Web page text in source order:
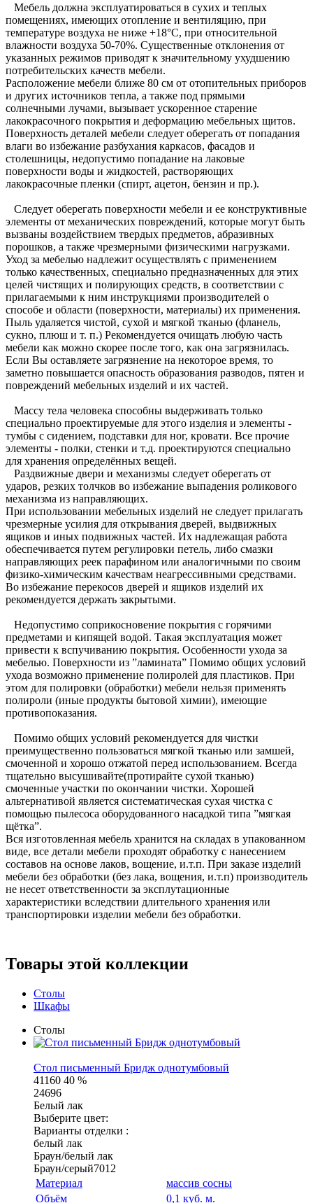
Мебель должна эксплуатироваться в сухих и теплых
помещениях, имеющих отопление и вентиляцию, при
температуре воздуха не ниже +18°C, при относительной
влажности воздуха 50-70%. Существенные отклонения от
указанных режимов приводят к значительному ухудшению
потребительских качеств мебели.
Расположение мебели ближе 80 см от отопительных приборов
и других источников тепла, а также под прямыми
солнечными лучами, вызывает ускоренное старение
лакокрасочного покрытия и деформацию мебельных щитов.
Поверхность деталей мебели следует оберегать от попадания
влаги во избежание разбухания каркасов, фасадов и
столешницы, недопустимо попадание на лаковые
поверхности воды и жидкостей, растворяющих
лакокрасочные пленки (спирт, ацетон, бензин и пр.).
Следует оберегать поверхности мебели и ее конструктивные
элементы от механических повреждений, которые могут быть
вызваны воздействием твердых предметов, абразивных
порошков, а также чрезмерными физическими нагрузками.
Уход за мебелью надлежит осуществлять с применением
только качественных, специально предназначенных для этих
целей чистящих и полирующих средств, в соответствии с
прилагаемыми к ним инструкциями производителей о
способе и области (поверхности, материалы) их применения.
Пыль удаляется чистой, сухой и мягкой тканью (фланель,
сукно, плюш и т. п.) Рекомендуется очищать любую часть
мебели как можно скорее после того, как она загрязнилась.
Если Вы оставляете загрязнение на некоторое время, то
заметно повышается опасность образования разводов, пятен и
повреждений мебельных изделий и их частей.
Массу тела человека способны выдерживать только
специально проектируемые для этого изделия и элементы -
тумбы с сидением, подставки для ног, кровати. Все прочие
элементы - полки, стенки и т.д. проектируются специально
для хранения определённых вещей.
Раздвижные двери и механизмы следует оберегать от
ударов, резких толчков во избежание выпадения роликового
механизма из направляющих.
При использовании мебельных изделий не следует прилагать
чрезмерные усилия для открывания дверей, выдвижных
ящиков и иных подвижных частей. Их надлежащая работа
обеспечивается путем регулировки петель, либо смазки
направляющих реек парафином или аналогичными по своим
физико-химическим качествам неагрессивными средствами.
Во избежание перекосов дверей и ящиков изделий их
рекомендуется держать закрытыми.
Недопустимо соприкосновение покрытия с горячими
предметами и кипящей водой. Такая эксплуатация может
привести к вспучиванию покрытия. Особенности ухода за
мебелью. Поверхности из ”ламината” Помимо общих условий
ухода возможно применение полиролей для пластиков. При
этом для полировки (обработки) мебели нельзя применять
полироли (иные продукты бытовой химии), имеющие
противопоказания.
Помимо общих условий рекомендуется для чистки
преимущественно пользоваться мягкой тканью или замшей,
смоченной и хорошо отжатой перед использованием. Всегда
тщательно высушивайте(протирайте сухой тканью)
смоченные участки по окончании чистки. Хорошей
альтернативой является систематическая сухая чистка с
помощью пылесоса оборудованного насадкой типа ”мягкая
щётка”.
Вся изготовленная мебель хранится на складах в упакованном
виде, все детали мебели проходят обработку с нанесением
составов на основе лаков, вощение, и.т.п. При заказе изделий
мебели без обработки (без лака, вощения, и.т.п) производитель
не несет ответственности за эксплутационные
характеристики вследствии длительного хранения или
транспортировки изделии мебели без обработки.
Товары этой коллекции
Столы
Шкафы
Столы
Стол письменный Бридж однотумбовый
41160 40 %
24696
Белый лак
Выберите цвет:
Варианты отделки :
белый лак
Браун/белый лак
Браун/серый7012
Материал
массив сосны
Объём
0,1 куб. м.